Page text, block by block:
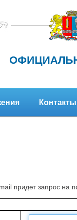
Контакты
придет запрос на